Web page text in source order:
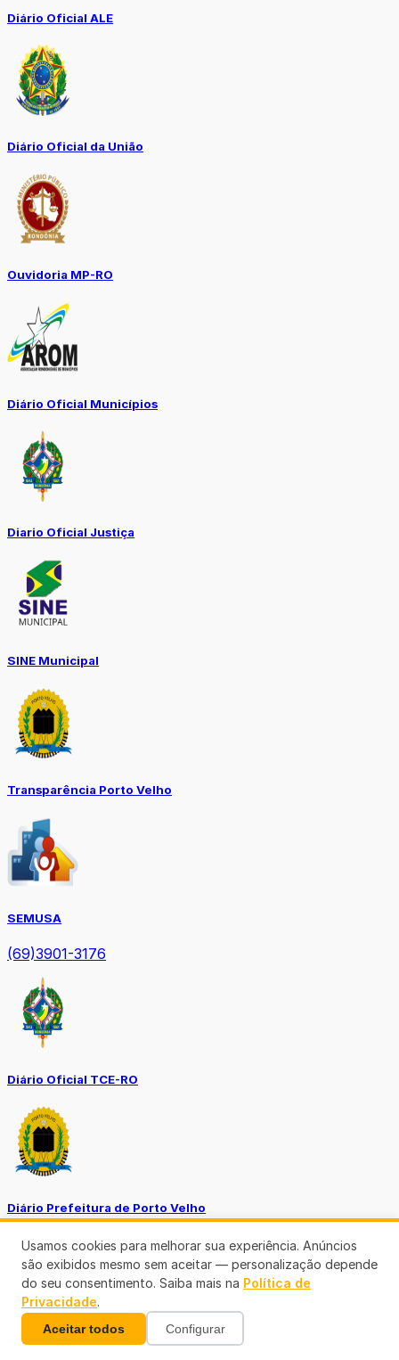
Diário Oficial ALE
Diário Oficial da União
Ouvidoria MP-RO
Diário Oficial Municípios
Diario Oficial Justiça
SINE Municipal
Transparência Porto Velho
SEMUSA
(69)3901-3176
Diário Oficial TCE-RO
Diário Prefeitura de Porto Velho
Diário Oficial de RO
Usamos cookies para melhorar sua experiência. Anúncios
são exibidos mesmo sem aceitar — personalização depende
do seu consentimento. Saiba mais na Política de
Privacidade.
Aceitar todos Configurar